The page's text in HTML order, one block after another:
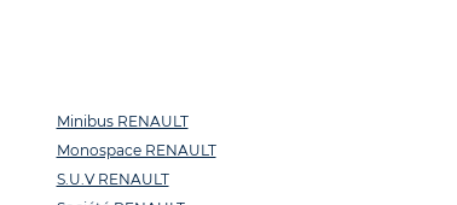
Minibus RENAULT
Monospace RENAULT
S.U.V RENAULT